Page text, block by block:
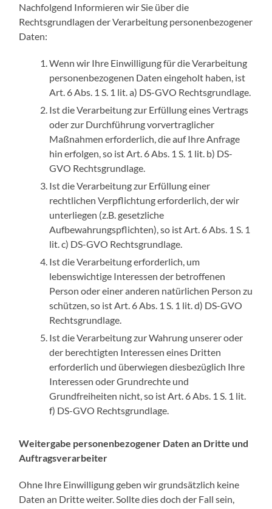
Nachfolgend Informieren wir Sie über die
Rechtsgrundlagen der Verarbeitung personenbezogener
Daten:
Wenn wir Ihre Einwilligung für die Verarbeitung
personenbezogenen Daten eingeholt haben, ist
Art. 6 Abs. 1 S. 1 lit. a) DS-GVO Rechtsgrundlage.
Ist die Verarbeitung zur Erfüllung eines Vertrags
oder zur Durchführung vorvertraglicher
Maßnahmen erforderlich, die auf Ihre Anfrage
hin erfolgen, so ist Art. 6 Abs. 1 S. 1 lit. b) DS-
GVO Rechtsgrundlage.
Ist die Verarbeitung zur Erfüllung einer
rechtlichen Verpflichtung erforderlich, der wir
unterliegen (z.B. gesetzliche
Aufbewahrungspflichten), so ist Art. 6 Abs. 1 S. 1
lit. c) DS-GVO Rechtsgrundlage.
Ist die Verarbeitung erforderlich, um
lebenswichtige Interessen der betroffenen
Person oder einer anderen natürlichen Person zu
schützen, so ist Art. 6 Abs. 1 S. 1 lit. d) DS-GVO
Rechtsgrundlage.
Ist die Verarbeitung zur Wahrung unserer oder
der berechtigten Interessen eines Dritten
erforderlich und überwiegen diesbezüglich Ihre
Interessen oder Grundrechte und
Grundfreiheiten nicht, so ist Art. 6 Abs. 1 S. 1 lit.
f) DS-GVO Rechtsgrundlage.
Weitergabe personenbezogener Daten an Dritte und
Auftragsverarbeiter
Ohne Ihre Einwilligung geben wir grundsätzlich keine
Daten an Dritte weiter. Sollte dies doch der Fall sein,